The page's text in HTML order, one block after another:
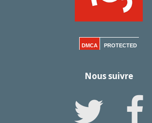
DMCA PROTECTED
Nous suivre